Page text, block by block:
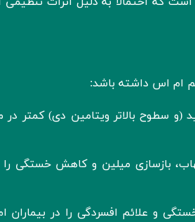
ام‌ اس داشته باشد:
(و سطوح بالاتر ویتامین دی) کمتر
بازسازی میلین و کاهش خستگی
و علائم افسردگی را در بیماران